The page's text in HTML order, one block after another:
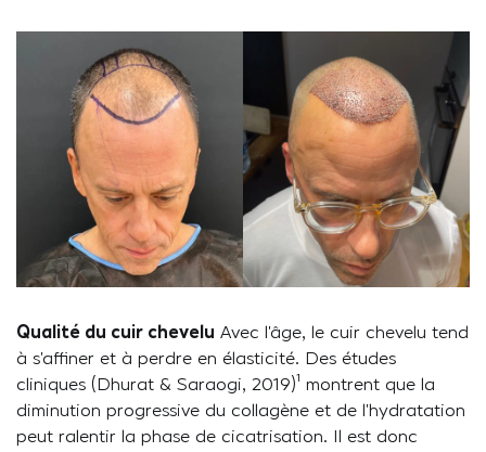
Qualité du cuir chevelu Avec l’âge, le cuir chevelu tend
à s’affiner et à perdre en élasticité. Des études
cliniques (Dhurat & Saraogi, 2019)¹ montrent que la
diminution progressive du collagène et de l’hydratation
peut ralentir la phase de cicatrisation. Il est donc